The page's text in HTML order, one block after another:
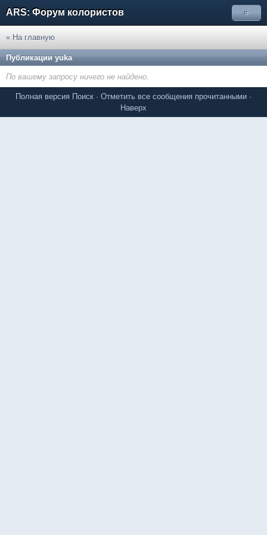
ARS: Форум колористов »
« На главную
Публикации yuka
По вашему запросу ничего не найдено.
Полная версия Поиск · Отметить все сообщения прочитанными ·
Наверх